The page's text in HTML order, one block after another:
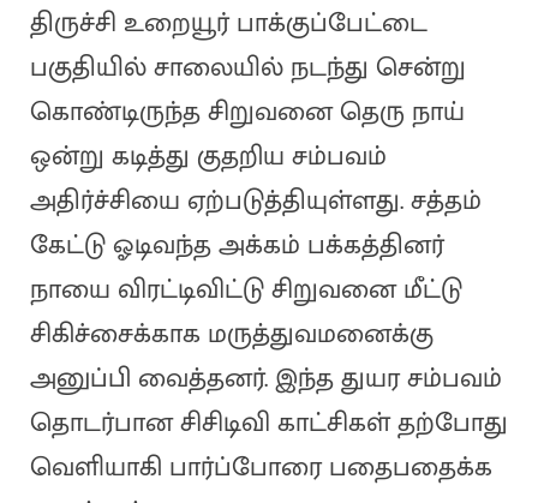
திருச்சி உறையூர் பாக்குப்பேட்டை
பகுதியில் சாலையில் நடந்து சென்று
கொண்டிருந்த சிறுவனை தெரு நாய்
ஒன்று கடித்து குதறிய சம்பவம்
அதிர்ச்சியை ஏற்படுத்தியுள்ளது. சத்தம்
கேட்டு ஓடிவந்த அக்கம் பக்கத்தினர்
நாயை விரட்டிவிட்டு சிறுவனை மீட்டு
சிகிச்சைக்காக மருத்துவமனைக்கு
அனுப்பி வைத்தனர். இந்த துயர சம்பவம்
தொடர்பான சிசிடிவி காட்சிகள் தற்போது
வெளியாகி பார்ப்போரை பதைபதைக்க